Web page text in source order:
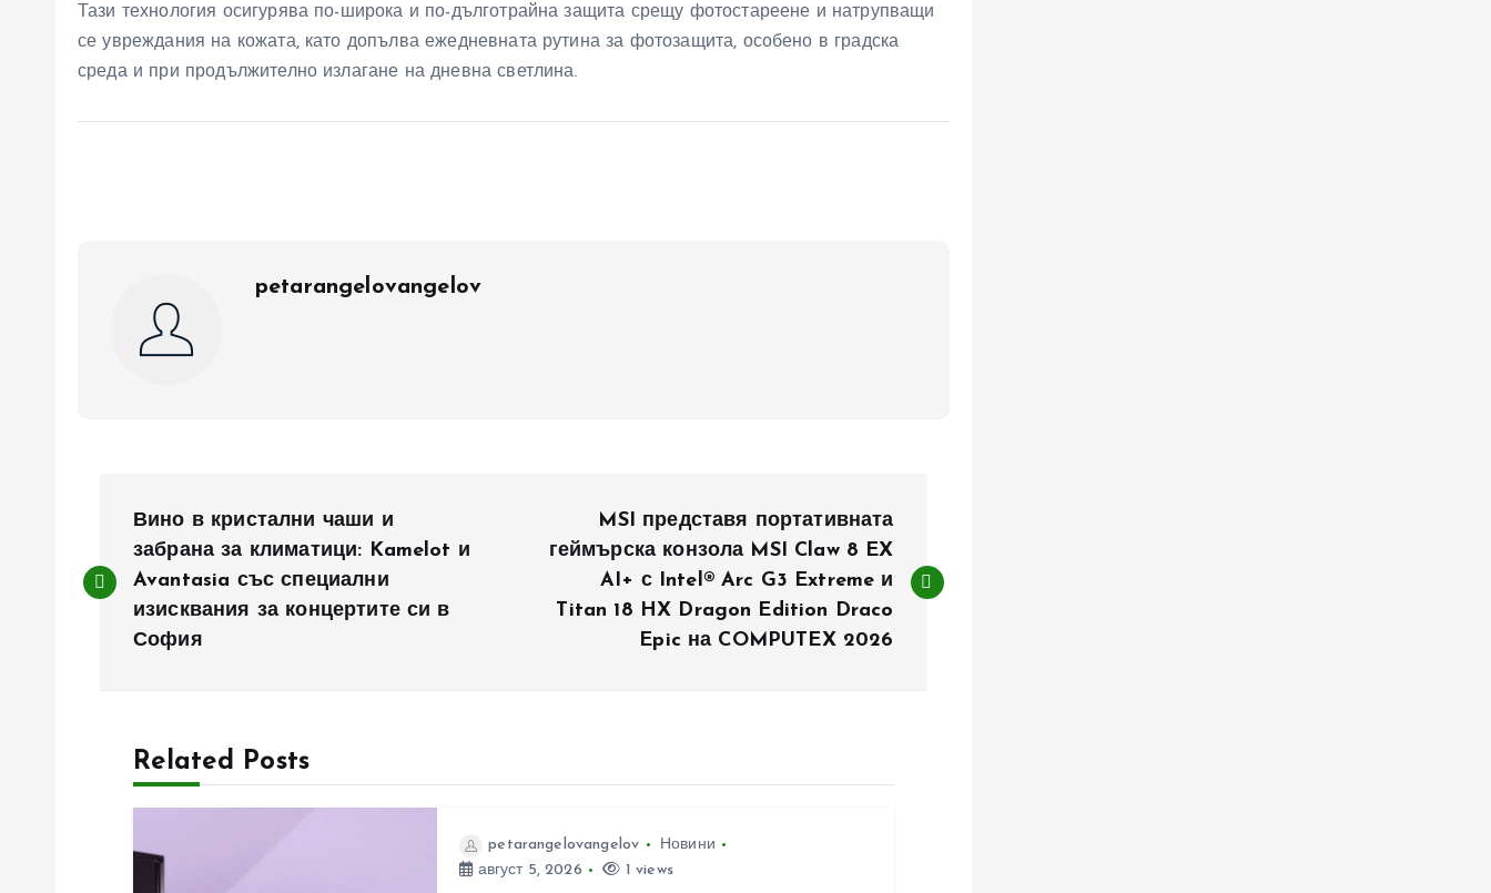
Тази технология осигурява по-широка и по-дълготрайна защита срещу фотостареене и натрупващи
се увреждания на кожата, като допълва ежедневната рутина за фотозащита, особено в градска
среда и при продължително излагане на дневна светлина.
petarangelovangelov
а
Вино в кристални чаши и
забрана за климатици: Kamelot и
Avantasia със специални
изисквания за концертите си в
София
MSI представя портативната
геймърска конзола MSI Claw 8 EX
AI+ с Intel® Arc G3 Extreme и
Titan 18 HX Dragon Edition Draco
Epic на COMPUTEX 2026
Related Posts
petarangelovangelov
Новини
август 5, 2026
1 views